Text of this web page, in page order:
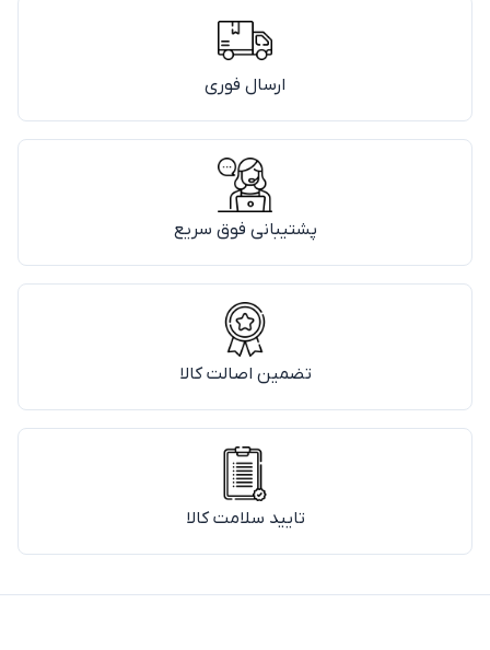
ارسال فوری
پشتیبانی فوق سریع
تضمین اصالت کالا
تایید سلامت کالا